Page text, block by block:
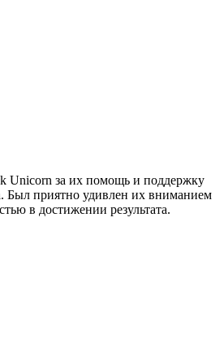
Unicorn за их помощь и поддержку
Был приятно удивлен их вниманием
в достижении результата.